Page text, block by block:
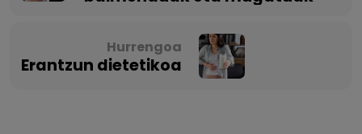
Hurrengoa
Erantzun dietetikoa